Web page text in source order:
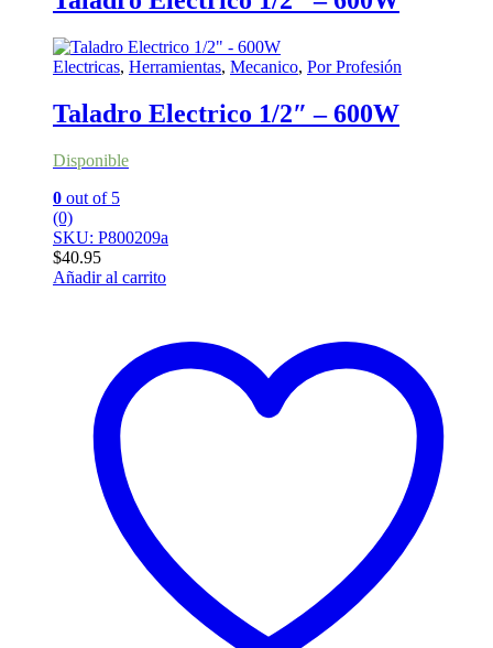
Electricas, Herramientas, Mecanico, Por Profesión
Taladro Electrico 1/2″ – 600W
Disponible
0 out of 5
(0)
SKU: P800209a
$40.95
Añadir al carrito